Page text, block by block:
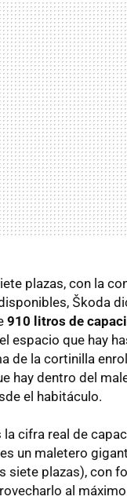
plazas, con la
Škoda
910 litros de
espacio que hay
de la cortinilla
hay dentro del
el habitáculo.
cifra real de
un maletero
siete plazas), con
al